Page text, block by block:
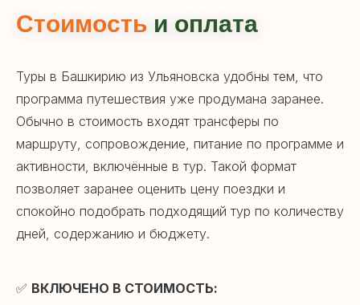
Стоимость и оплата
Туры в Башкирию из Ульяновска удобны тем, что
программа путешествия уже продумана заранее.
Обычно в стоимость входят трансферы по
маршруту, сопровождение, питание по программе и
активности, включённые в тур. Такой формат
позволяет заранее оценить цену поездки и
спокойно подобрать подходящий тур по количеству
дней, содержанию и бюджету.
✅ ВКЛЮЧЕНО В СТОИМОСТЬ: